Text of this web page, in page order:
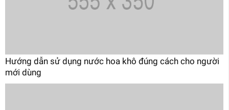
Hướng dẫn sử dụng nước hoa khô đúng cách cho người
mới dùng